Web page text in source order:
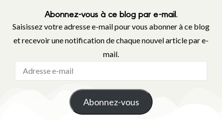
Abonnez-vous à ce blog par e-mail.
Saisissez votre adresse e-mail pour vous abonner à ce blog
et recevoir une notification de chaque nouvel article par e-
mail.
Abonnez-vous